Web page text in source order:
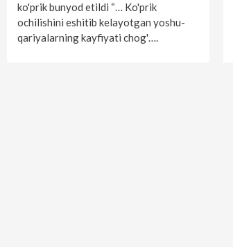
ko'prik bunyod etildi “… Ko'prik
ochilishini eshitib kelayotgan yoshu-
qariyalarning kayfiyati chog'….